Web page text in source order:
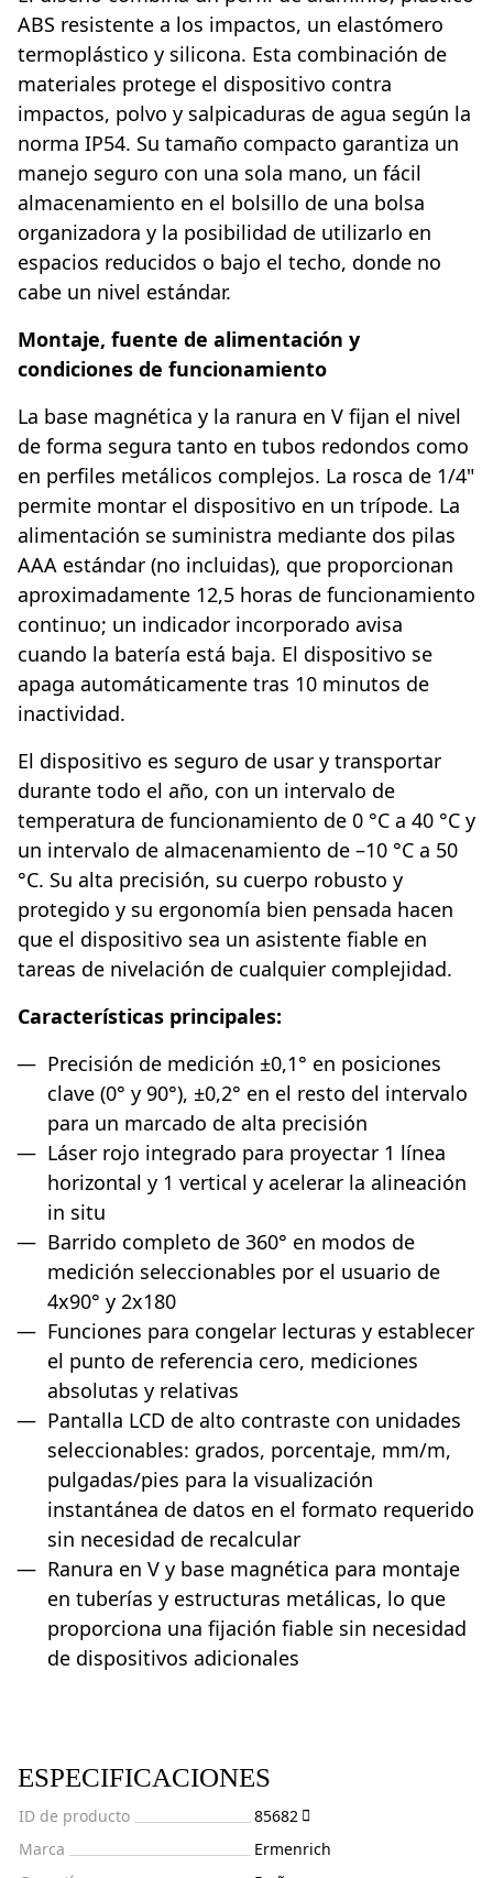
ABS resistente a los impactos, un elastómero
termoplástico y silicona. Esta combinación de
materiales protege el dispositivo contra
impactos, polvo y salpicaduras de agua según la
norma IP54. Su tamaño compacto garantiza un
manejo seguro con una sola mano, un fácil
almacenamiento en el bolsillo de una bolsa
organizadora y la posibilidad de utilizarlo en
espacios reducidos o bajo el techo, donde no
cabe un nivel estándar.
Montaje, fuente de alimentación y
condiciones de funcionamiento
La base magnética y la ranura en V fijan el nivel
de forma segura tanto en tubos redondos como
en perfiles metálicos complejos. La rosca de 1/4"
permite montar el dispositivo en un trípode. La
alimentación se suministra mediante dos pilas
AAA estándar (no incluidas), que proporcionan
aproximadamente 12,5 horas de funcionamiento
continuo; un indicador incorporado avisa
cuando la batería está baja. El dispositivo se
apaga automáticamente tras 10 minutos de
inactividad.
El dispositivo es seguro de usar y transportar
durante todo el año, con un intervalo de
temperatura de funcionamiento de 0 °C a 40 °C y
un intervalo de almacenamiento de –10 °C a 50
°C. Su alta precisión, su cuerpo robusto y
protegido y su ergonomía bien pensada hacen
que el dispositivo sea un asistente fiable en
tareas de nivelación de cualquier complejidad.
Características principales:
Precisión de medición ±0,1° en posiciones
clave (0° y 90°), ±0,2° en el resto del intervalo
para un marcado de alta precisión
Láser rojo integrado para proyectar 1 línea
horizontal y 1 vertical y acelerar la alineación
in situ
Barrido completo de 360° en modos de
medición seleccionables por el usuario de
4x90° y 2x180
Funciones para congelar lecturas y establecer
el punto de referencia cero, mediciones
absolutas y relativas
Pantalla LCD de alto contraste con unidades
seleccionables: grados, porcentaje, mm/m,
pulgadas/pies para la visualización
instantánea de datos en el formato requerido
sin necesidad de recalcular
Ranura en V y base magnética para montaje
en tuberías y estructuras metálicas, lo que
proporciona una fijación fiable sin necesidad
de dispositivos adicionales
ESPECIFICACIONES
ID de producto
85682
Marca
Ermenrich